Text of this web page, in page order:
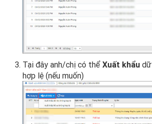
Tại đây anh/chị có thể Xuất khẩu
hợp lệ (nếu muốn)